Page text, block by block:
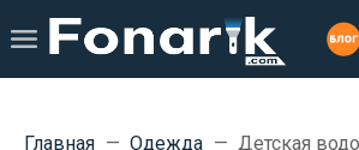
Главная Одежда Детская